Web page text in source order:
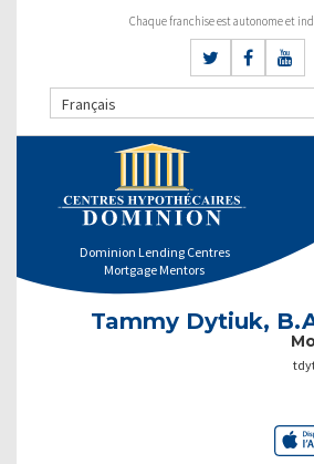
Chaque franchise est autonome et
Français
Dominion Lending Centres
Mortgage Mentors
Tammy Dytiuk,